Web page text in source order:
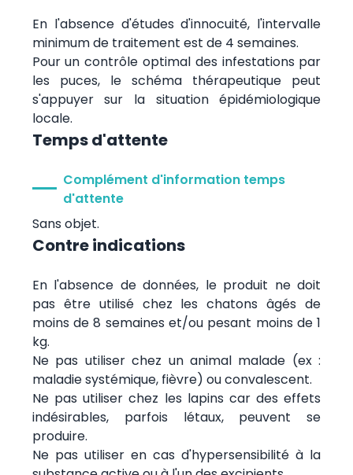
En l'absence d'études d'innocuité, l'intervalle
minimum de traitement est de 4 semaines.
Pour un contrôle optimal des infestations par
les puces, le schéma thérapeutique peut
s'appuyer sur la situation épidémiologique
locale.
Temps d'attente
Complément d'information temps
d'attente
Sans objet.
Contre indications
En l'absence de données, le produit ne doit
pas être utilisé chez les chatons âgés de
moins de 8 semaines et/ou pesant moins de 1
kg.
Ne pas utiliser chez un animal malade (ex :
maladie systémique, fièvre) ou convalescent.
Ne pas utiliser chez les lapins car des effets
indésirables, parfois létaux, peuvent se
produire.
Ne pas utiliser en cas d'hypersensibilité à la